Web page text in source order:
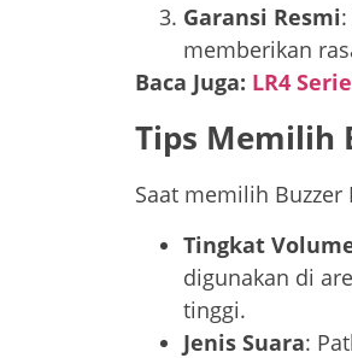
Garansi Resmi
memberikan
Baca Juga: LR4
Tips Memilih
Saat memilih
Tingkat
digunakan di
tinggi.
Jenis Suara: